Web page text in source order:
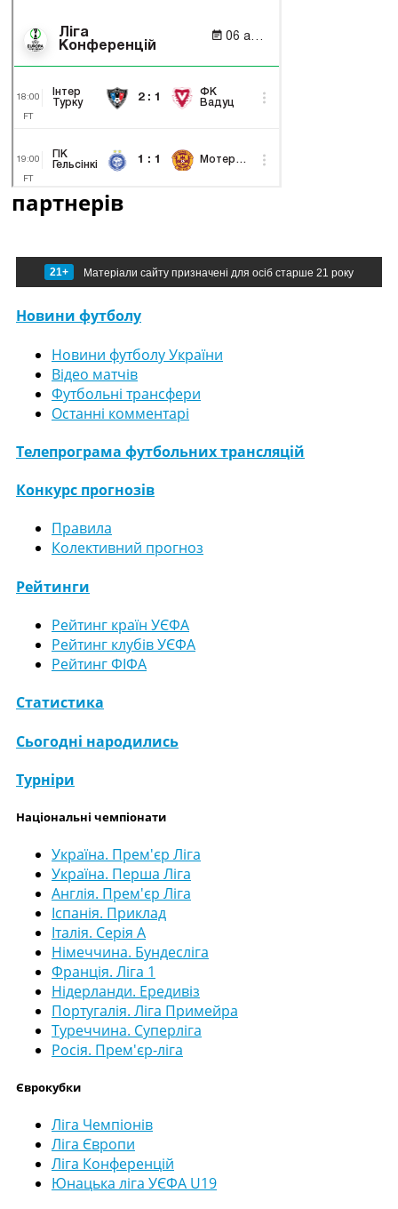
партнерів
21+ Матеріали сайту призначені для осіб старше 21 року
Новини футболу
Новини футболу України
Відео матчів
Футбольні трансфери
Останні комментарі
Телепрограма футбольних трансляцій
Конкурс прогнозів
Правила
Колективний прогноз
Рейтинги
Рейтинг країн УЄФА
Рейтинг клубів УЄФА
Рейтинг ФІФА
Статистика
Сьогодні народились
Турніри
Національні чемпіонати
Україна. Прем'єр Ліга
Україна. Перша Ліга
Англія. Прем'єр Ліга
Іспанія. Приклад
Італія. Серія А
Німеччина. Бундесліга
Франція. Ліга 1
Нідерланди. Ередивіз
Португалія. Ліга Примейра
Туреччина. Суперліга
Росія. Прем'єр-ліга
Єврокубки
Ліга Чемпіонів
Ліга Європи
Ліга Конференцій
Юнацька ліга УЄФА U19